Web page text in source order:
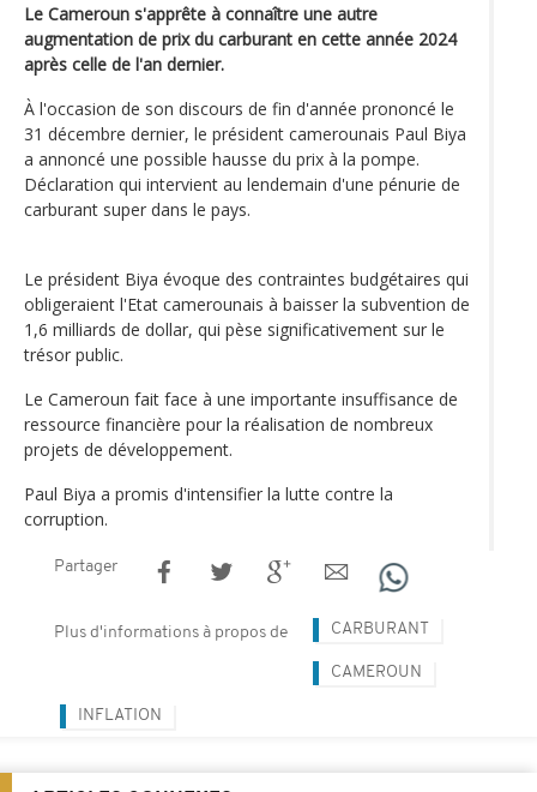
Le Cameroun s'apprête à connaître une autre
augmentation de prix du carburant en cette année 2024
après celle de l'an dernier.
À l'occasion de son discours de fin d'année prononcé le
31 décembre dernier, le président camerounais Paul Biya
a annoncé une possible hausse du prix à la pompe.
Déclaration qui intervient au lendemain d'une pénurie de
carburant super dans le pays.
Le président Biya évoque des contraintes budgétaires qui
obligeraient l'Etat camerounais à baisser la subvention de
1,6 milliards de dollar, qui pèse significativement sur le
trésor public.
Le Cameroun fait face à une importante insuffisance de
ressource financière pour la réalisation de nombreux
projets de développement.
Paul Biya a promis d'intensifier la lutte contre la
corruption.
Partager
Plus d'informations à propos de CARBURANT
CAMEROUN
INFLATION